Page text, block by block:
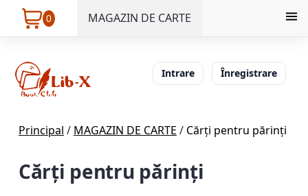
0 MAGAZIN DE CARTE
Intrare Înregistrare
Principal / MAGAZIN DE CARTE / Cărți pentru părinți
Cărți pentru părinți